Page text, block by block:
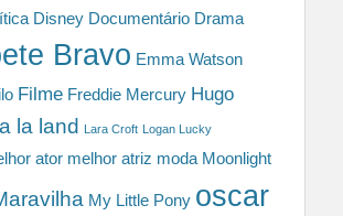
Disney Documentário Drama
Bravo Emma Watson
Filme Freddie Mercury Hugo
la land Lara Croft Logan Lucky
ator melhor atriz moda Moonlight
My Little Pony oscar